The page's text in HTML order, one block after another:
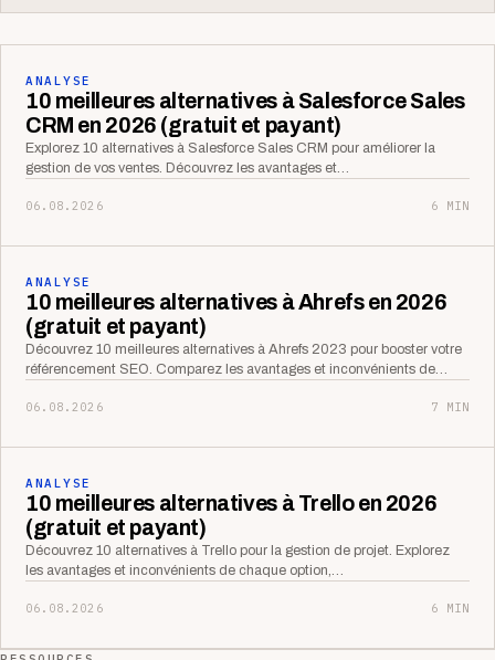
ANALYSE
10 meilleures alternatives à Salesforce Sales
CRM en 2026 (gratuit et payant)
Explorez 10 alternatives à Salesforce Sales CRM pour améliorer la
gestion de vos ventes. Découvrez les avantages et…
06.08.2026 6 MIN
ANALYSE
10 meilleures alternatives à Ahrefs en 2026
(gratuit et payant)
Découvrez 10 meilleures alternatives à Ahrefs 2023 pour booster votre
référencement SEO. Comparez les avantages et inconvénients de…
06.08.2026 7 MIN
ANALYSE
10 meilleures alternatives à Trello en 2026
(gratuit et payant)
Découvrez 10 alternatives à Trello pour la gestion de projet. Explorez
les avantages et inconvénients de chaque option,…
06.08.2026 6 MIN